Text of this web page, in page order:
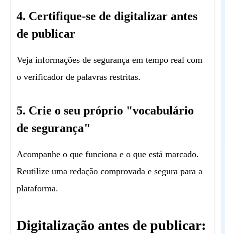
4. Certifique-se de digitalizar antes
de publicar
Veja informações de segurança em tempo real com
o verificador de palavras restritas.
5. Crie o seu próprio "vocabulário
de segurança"
Acompanhe o que funciona e o que está marcado.
Reutilize uma redação comprovada e segura para a
plataforma.
Digitalização antes de publicar: